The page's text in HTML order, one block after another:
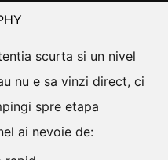
scurta si un nivel
nu e sa vinzi direct, ci
spre etapa
ai nevoie de: